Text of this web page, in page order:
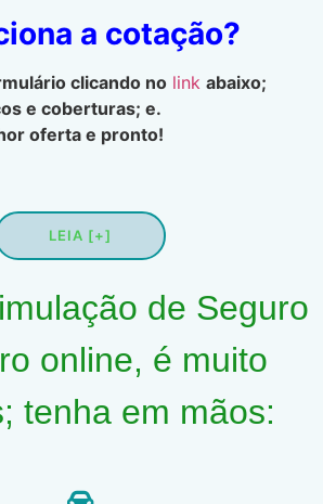
a cotação?
clicando no link abaixo;
e coberturas; e.
oferta e pronto!
LEIA [+]
de Seguro
online, é muito
tenha em mãos: